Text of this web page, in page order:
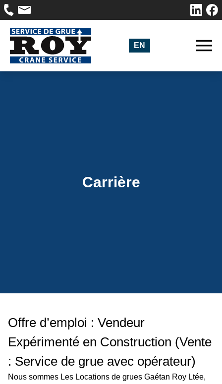
EN
Carrière
Offre d’emploi : Vendeur
Expérimenté en Construction (Vente
: Service de grue avec opérateur)
Nous sommes Les Locations de grues Gaétan Roy Ltée,